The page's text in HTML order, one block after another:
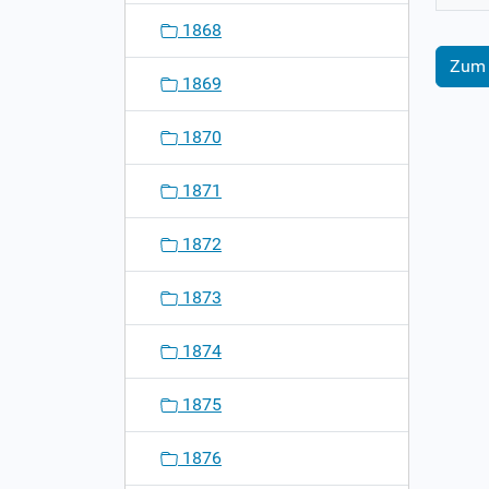
Zum
1868
1869
1870
1871
1872
1873
1874
1875
1876